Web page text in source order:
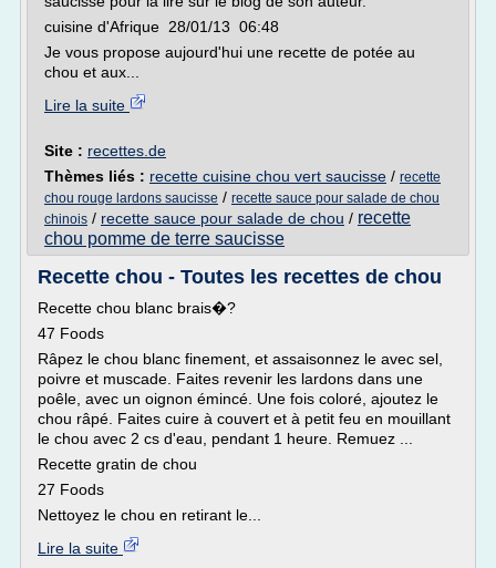
cuisine d'Afrique 28/01/13 06:48
Je vous propose aujourd'hui une recette de potée au
chou et aux...
Lire la suite
Site : recettes.de
Thèmes liés : recette cuisine chou vert saucisse / recette
chou rouge lardons saucisse / recette sauce pour salade de chou
chinois / recette sauce pour salade de chou / recette
chou pomme de terre saucisse
Recette chou - Toutes les recettes de chou
Recette chou blanc brais�?
47 Foods
Râpez le chou blanc finement, et assaisonnez le avec sel,
poivre et muscade. Faites revenir les lardons dans une
poêle, avec un oignon émincé. Une fois coloré, ajoutez le
chou râpé. Faites cuire à couvert et à petit feu en mouillant
le chou avec 2 cs d'eau, pendant 1 heure. Remuez ...
Recette gratin de chou
27 Foods
Nettoyez le chou en retirant le...
Lire la suite